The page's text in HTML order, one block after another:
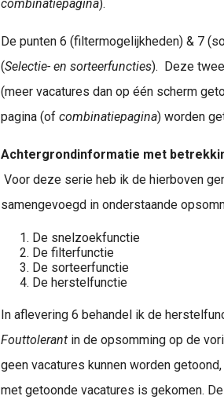
combinatiepagina).
De punten 6 (filtermogelijkheden) & 7
(Selectie- en sorteerfuncties). Deze
(meer vacatures dan op één scherm
pagina (of combinatiepagina) worden
Achtergrondinformatie met
Voor deze serie heb ik de hierboven
samengevoegd in onderstaande
De snelzoekfunctie
De filterfunctie
De sorteerfunctie
De herstelfunctie
In aflevering 6 behandel ik de
Fouttolerant in de opsomming op de
geen vacatures kunnen worden
met getoonde vacatures is gekomen.